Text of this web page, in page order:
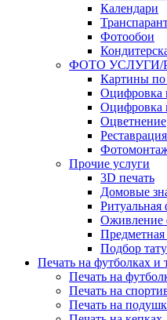
Календари
Фотообои
ФОТО УСЛУГИ/
Картины по
Оцифровка
Оцифровка
Оцветнение
Прочие услуги
3D печать
Домовые
Ритуальная
Оживление
Предметная
Подбор
Печать на футболках и
Печать на
Печать на
Печать на